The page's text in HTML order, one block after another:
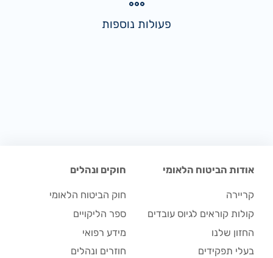
פעולות נוספות
אודות הביטוח הלאומי
קריירה
קולות קוראים לגיוס עובדים
החזון שלנו
בעלי תפקידים
חוקים ונהלים
חוק הביטוח הלאומי
ספר הליקויים
מידע רפואי
חוזרים ונהלים